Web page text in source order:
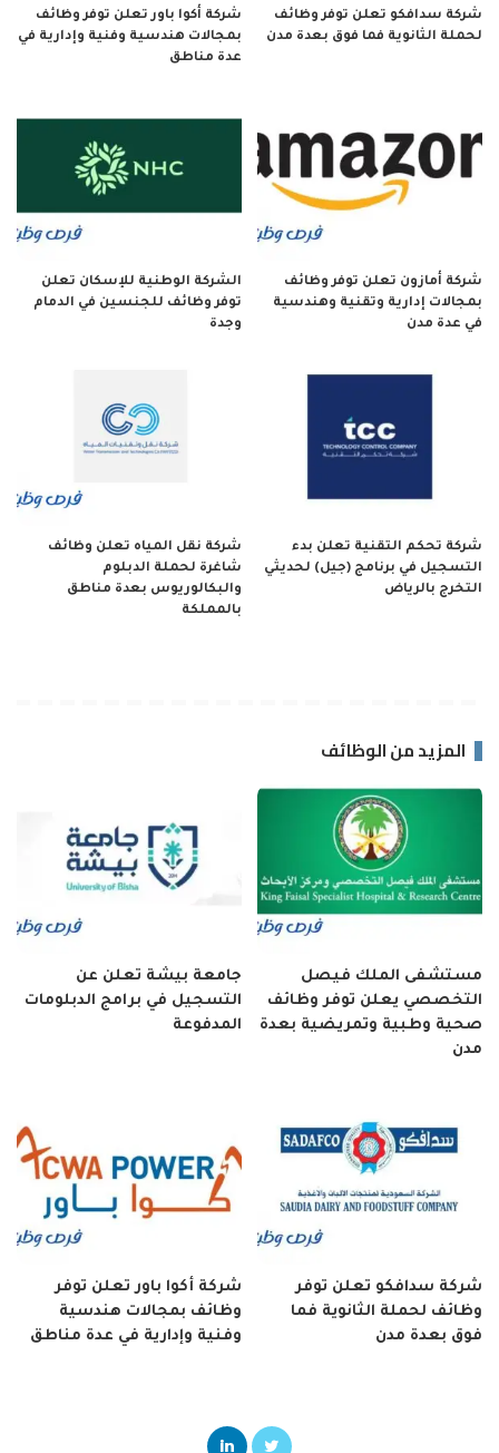
شركة سدافكو تعلن توفر وظائف
لحملة الثانوية فما فوق بعدة مدن
شركة أكوا باور تعلن توفر وظائف
بمجالات هندسية وفنية وإدارية في
عدة مناطق
شركة أمازون تعلن توفر وظائف
بمجالات إدارية وتقنية وهندسية
في عدة مدن
الشركة الوطنية للإسكان تعلن
توفر وظائف للجنسين في الدمام
وجدة
شركة تحكم التقنية تعلن بدء
التسجيل في برنامج (جيل) لحديثي
التخرج بالرياض
شركة نقل المياه تعلن وظائف
شاغرة لحملة الدبلوم
والبكالوريوس بعدة مناطق
بالمملكة
المزيد من الوظائف
مستشفى الملك فيصل
التخصصي يعلن توفر وظائف
صحية وطبية وتمريضية بعدة
مدن
جامعة بيشة تعلن عن
التسجيل في برامج الدبلومات
المدفوعة
شركة سدافكو تعلن توفر
وظائف لحملة الثانوية فما
فوق بعدة مدن
شركة أكوا باور تعلن توفر
وظائف بمجالات هندسية
وفنية وإدارية في عدة مناطق